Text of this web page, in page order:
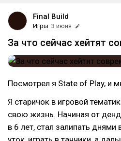
Final Build
Игры 3 июня
За что сейчас хейтят
Посмотрел я State of Play, и
Я старичок в игровой
свою жизнь. Начиная от
в 6 лет, стал залипать днями